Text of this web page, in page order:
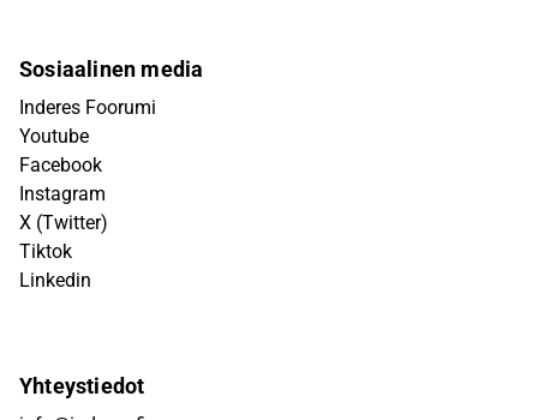
Sosiaalinen media
Inderes Foorumi
Youtube
Facebook
Instagram
X (Twitter)
Tiktok
Linkedin
Yhteystiedot